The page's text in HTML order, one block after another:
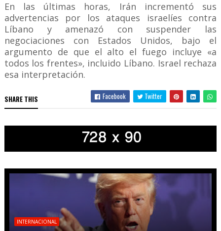
En las últimas horas, Irán incrementó sus
advertencias por los ataques israelíes contra
Líbano y amenazó con suspender las
negociaciones con Estados Unidos, bajo el
argumento de que el alto el fuego incluye «a
todos los frentes», incluido Líbano. Israel rechaza
esa interpretación.
SHARE THIS Facebook Twitter
INTERNACIONAL